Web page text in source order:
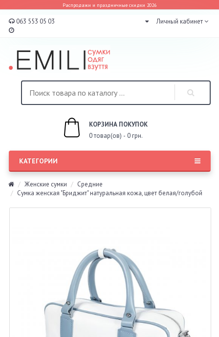
Распродажи и праздничные скидки 2026
063 553 05 03 Личный кабинет
КОРЗИНА ПОКУПОК
0 товар(ов) - 0 грн.
КАТЕГОРИИ
Женские сумки
Средние
Сумка женская "Бриджит" натуральная кожа, цвет белая/голубой